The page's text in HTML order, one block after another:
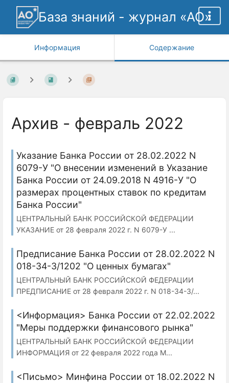
База знаний - журнал «АО»
Информация Содержание
Архив - февраль 2022
Указание Банка России от 28.02.2022 N
6079-У "О внесении изменений в Указание
Банка России от 24.09.2018 N 4916-У "О
размерах процентных ставок по кредитам
Банка России"
ЦЕНТРАЛЬНЫЙ БАНК РОССИЙСКОЙ ФЕДЕРАЦИИ
УКАЗАНИЕ от 28 февраля 2022 г. N 6079-У ...
Предписание Банка России от 28.02.2022 N
018-34-3/1202 "О ценных бумагах"
ЦЕНТРАЛЬНЫЙ БАНК РОССИЙСКОЙ ФЕДЕРАЦИИ
ПРЕДПИСАНИЕ от 28 февраля 2022 г. N 018-34-3/...
<Информация> Банка России от 22.02.2022
"Меры поддержки финансового рынка"
ЦЕНТРАЛЬНЫЙ БАНК РОССИЙСКОЙ ФЕДЕРАЦИИ
ИНФОРМАЦИЯ от 22 февраля 2022 года М...
<Письмо> Минфина России от 18.02.2022 N